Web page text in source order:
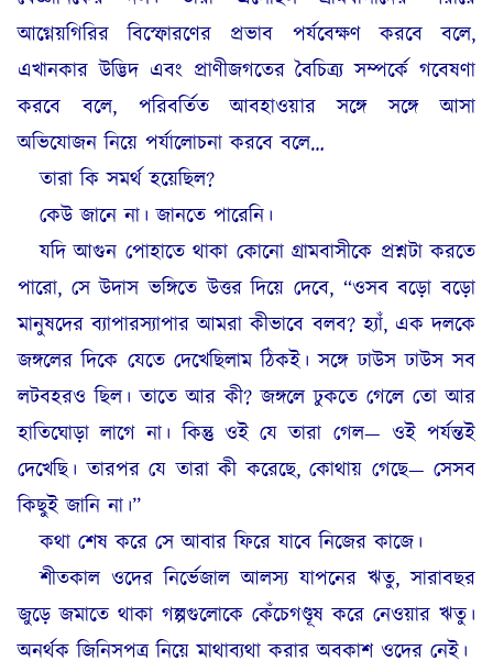
আগ্নেয়গিরির বিস্ফোরণের প্রভাব পর্যবেক্ষণ করবে বলে,
এখানকার উদ্ভিদ এবং প্রাণীজগতের বৈচিত্র্য সম্পর্কে গবেষণা
করবে বলে, পরিবর্তিত আবহাওয়ার সঙ্গে সঙ্গে আসা
অভিযোজন নিয়ে পর্যালোচনা করবে বলে…
তারা কি সমর্থ হয়েছিল?
কেউ জানে না। জানতে পারেনি।
যদি আগুন পোহাতে থাকা কোনো গ্রামবাসীকে প্রশ্নটা করতে
পারো, সে উদাস ভঙ্গিতে উত্তর দিয়ে দেবে, “ওসব বড়ো বড়ো
মানুষদের ব্যাপারস্যাপার আমরা কীভাবে বলব? হ্যাঁ, এক দলকে
জঙ্গলের দিকে যেতে দেখেছিলাম ঠিকই। সঙ্গে ঢাউস ঢাউস সব
লটবহরও ছিল। তাতে আর কী? জঙ্গলে ঢুকতে গেলে তো আর
হাতিঘোড়া লাগে না। কিন্তু ওই যে তারা গেল— ওই পর্যন্তই
দেখেছি। তারপর যে তারা কী করেছে, কোথায় গেছে— সেসব
কিছুই জানি না।”
কথা শেষ করে সে আবার ফিরে যাবে নিজের কাজে।
শীতকাল ওদের নির্ভেজাল আলস্য যাপনের ঋতু, সারাবছর
জুড়ে জমাতে থাকা গল্পগুলোকে কেঁচেগণ্ডূষ করে নেওয়ার ঋতু।
অনর্থক জিনিসপত্র নিয়ে মাথাব্যথা করার অবকাশ ওদের নেই।